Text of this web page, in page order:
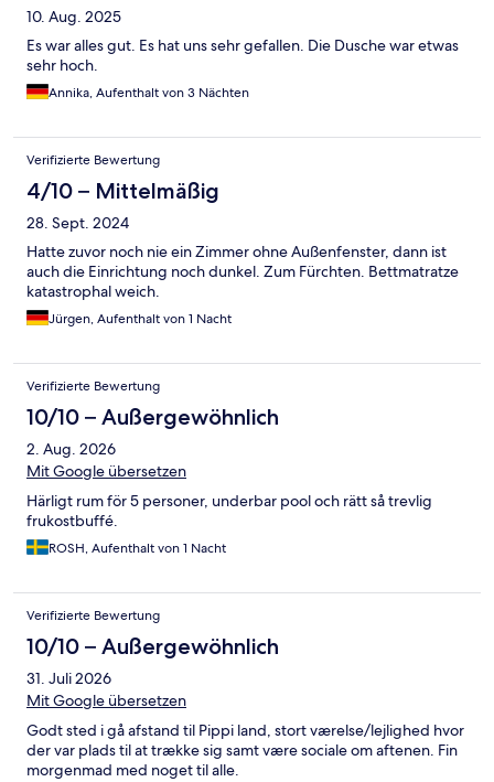
10. Aug. 2025
Es war alles gut. Es hat uns sehr gefallen. Die Dusche war etwas
sehr hoch.
Annika, Aufenthalt von 3 Nächten
Verifizierte Bewertung
4/10 – Mittelmäßig
28. Sept. 2024
Hatte zuvor noch nie ein Zimmer ohne Außenfenster, dann ist
auch die Einrichtung noch dunkel. Zum Fürchten. Bettmatratze
katastrophal weich.
Jürgen, Aufenthalt von 1 Nacht
Verifizierte Bewertung
10/10 – Außergewöhnlich
2. Aug. 2026
Mit Google übersetzen
Härligt rum för 5 personer, underbar pool och rätt så trevlig
frukostbuffé.
ROSH, Aufenthalt von 1 Nacht
Verifizierte Bewertung
10/10 – Außergewöhnlich
31. Juli 2026
Mit Google übersetzen
Godt sted i gå afstand til Pippi land, stort værelse/lejlighed hvor
der var plads til at trække sig samt være sociale om aftenen. Fin
morgenmad med noget til alle.